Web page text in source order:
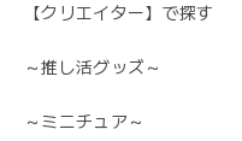
【クリエイター】で探す
～推し活グッズ～
～ミニチュア～